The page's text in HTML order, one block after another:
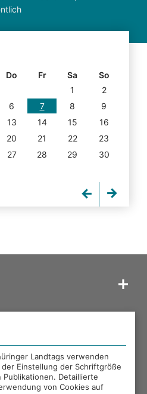
Do Fr Sa
So
1
2
6 7 8
9
13 14 15
16
20 21 22
23
27 28 29
30
LANDTAGS
Landtags verwenden
Einstellung der Schriftgröße
Detaillierte
von Cookies auf